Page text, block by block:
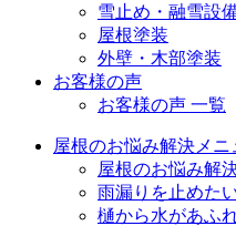
雪止め・融雪設
屋根塗装
外壁・木部塗装
お客様の声
お客様の声 一覧
屋根のお悩み解決メニ
屋根のお悩み解
雨漏りを止めた
樋から水があふ